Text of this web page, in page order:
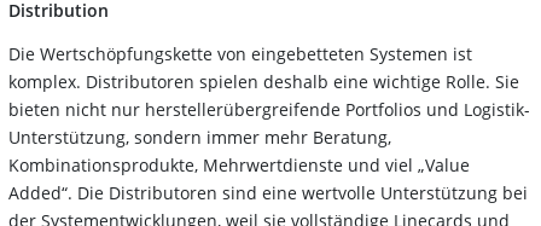
Distribution
Die Wertschöpfungskette von eingebetteten Systemen ist
komplex. Distributoren spielen deshalb eine wichtige Rolle. Sie
bieten nicht nur herstellerübergreifende Portfolios und Logistik-
Unterstützung, sondern immer mehr Beratung,
Kombinationsprodukte, Mehrwertdienste und viel „Value
Added“. Die Distributoren sind eine wertvolle Unterstützung bei
der Systementwicklungen, weil sie vollständige Linecards und